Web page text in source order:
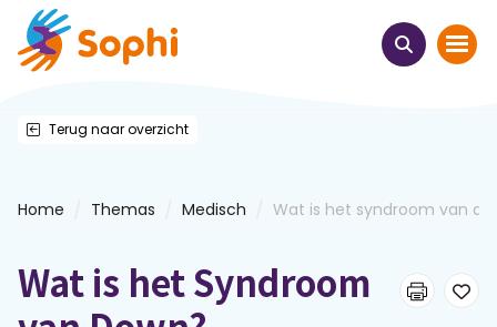
Thema's
Leren & ontmoeten
Terug naar overzicht
Home Themas Medisch Wat is het syndroom van
Wat is het Syndroom